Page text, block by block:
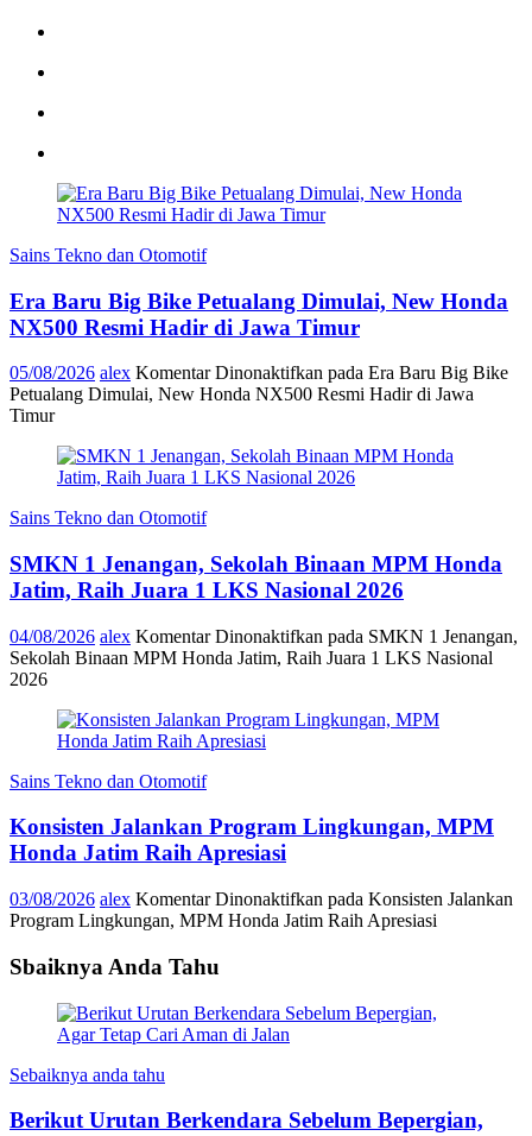
Sains Tekno dan Otomotif
Era Baru Big Bike Petualang Dimulai, New Honda
NX500 Resmi Hadir di Jawa Timur
05/08/2026 alex Komentar Dinonaktifkan pada Era Baru Big Bike
Petualang Dimulai, New Honda NX500 Resmi Hadir di Jawa
Timur
Sains Tekno dan Otomotif
SMKN 1 Jenangan, Sekolah Binaan MPM Honda
Jatim, Raih Juara 1 LKS Nasional 2026
04/08/2026 alex Komentar Dinonaktifkan pada SMKN 1 Jenangan,
Sekolah Binaan MPM Honda Jatim, Raih Juara 1 LKS Nasional
2026
Sains Tekno dan Otomotif
Konsisten Jalankan Program Lingkungan, MPM
Honda Jatim Raih Apresiasi
03/08/2026 alex Komentar Dinonaktifkan pada Konsisten Jalankan
Program Lingkungan, MPM Honda Jatim Raih Apresiasi
Sbaiknya Anda Tahu
Sebaiknya anda tahu
Berikut Urutan Berkendara Sebelum Bepergian,